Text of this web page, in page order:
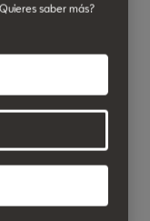
durante el
sabemos que el
por cuál será tu
saber más?